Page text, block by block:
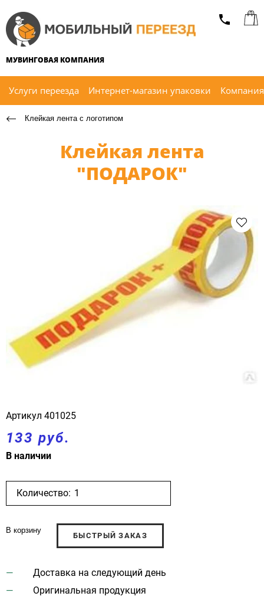
МУВИНГОВАЯ КОМПАНИЯ
Услуги переезда Интернет-магазин упаковки
Клейкая лента с логотипом
Клейкая лента
"ПОДАРОК"
Артикул 401025
133 руб.
В наличии
Количество:
В корзину
БЫСТРЫЙ ЗАКАЗ
Доставка на следующий день
Оригинальная продукция